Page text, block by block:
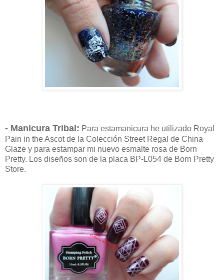
- Manicura Tribal: Para estamanicura he utilizado Royal
Pain in the Ascot de la Colección Street Regal de China
Glaze y para estampar mi nuevo esmalte rosa de Born
Pretty. Los diseños son de la placa BP-L054 de Born Pretty
Store.